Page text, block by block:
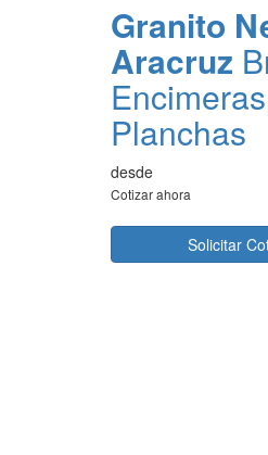
Granito
Aracruz
Planchas
desde
Cotizar ahora
Solicitar